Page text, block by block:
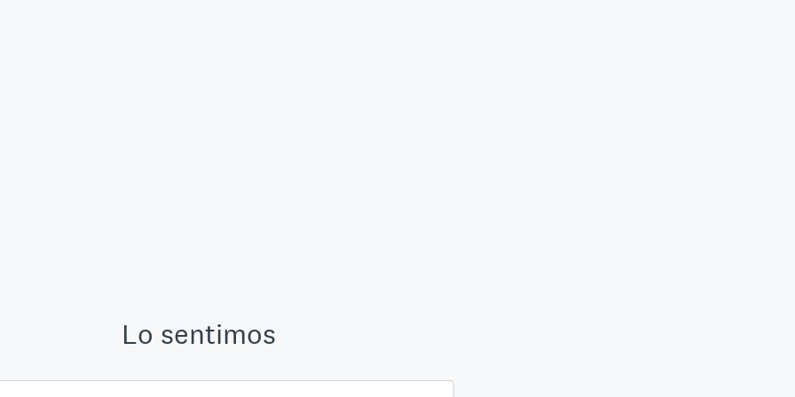
Lo sentimos